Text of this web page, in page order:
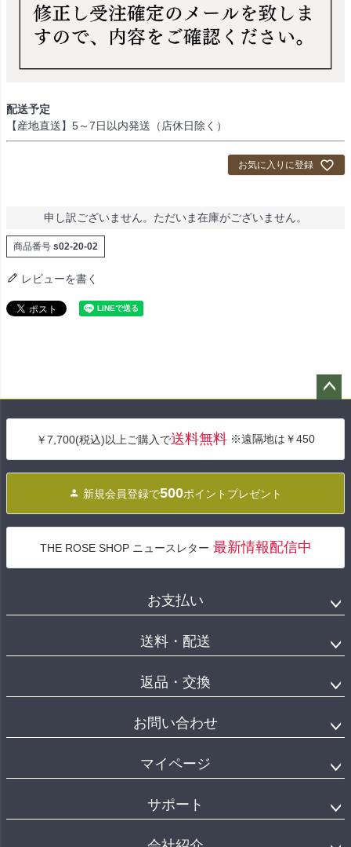
配送予定
【産地直送】5～7日以内発送（店休日除く）
お気に入りに登録
申し訳ございません。ただいま在庫がございません。
商品番号 s02-20-02
レビューを書く
へ
￥7,700(税込)以上ご購入で送料無料 ※遠隔地は￥450
新規会員登録で500ポイントプレゼント
THE ROSE SHOP ニュースレター 最新情報配信中
お支払い
送料・配送
返品・交換
お問い合わせ
マイページ
サポート